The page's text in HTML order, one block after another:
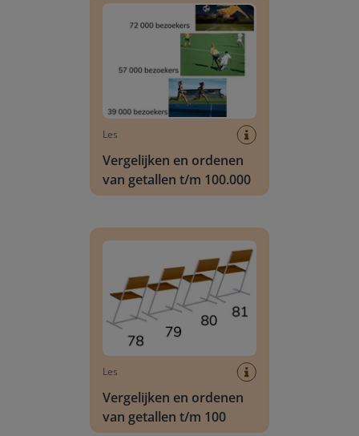
Les
Vergelijken en ordenen
van getallen t/m 100.000
Les
Vergelijken en ordenen
van getallen t/m 100